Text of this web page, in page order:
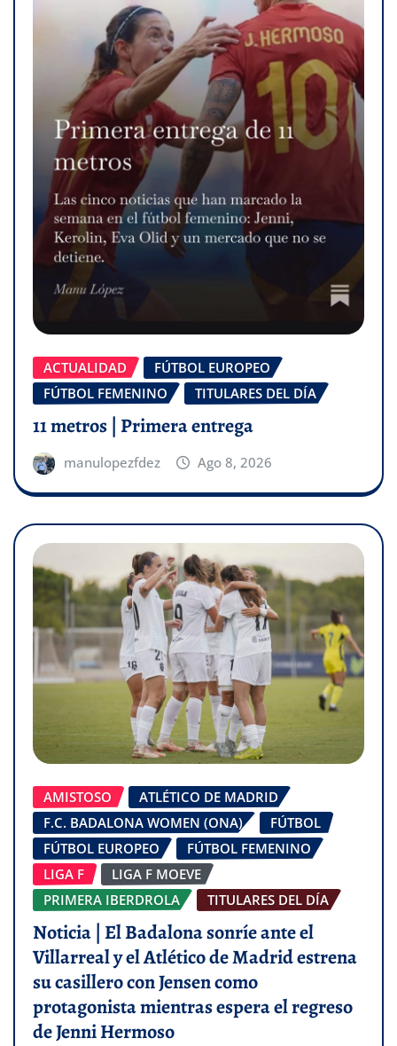
ACTUALIDAD
FÚTBOL EUROPEO
FÚTBOL FEMENINO
TITULARES DEL DÍA
11 metros | Primera entrega
manulopezfdez Ago 8, 2026
AMISTOSO
ATLÉTICO DE MADRID
F.C. BADALONA WOMEN (ONA)
FÚTBOL
FÚTBOL EUROPEO
FÚTBOL FEMENINO
LIGA F
LIGA F MOEVE
PRIMERA IBERDROLA
TITULARES DEL DÍA
Noticia | El Badalona sonríe ante el
Villarreal y el Atlético de Madrid estrena
su casillero con Jensen como
protagonista mientras espera el regreso
de Jenni Hermoso